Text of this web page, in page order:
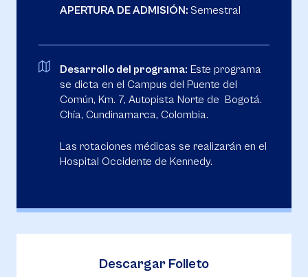
APERTURA DE ADMISIÓN: Semestral
Desarrollo del programa: Este programa
se dicta en el Campus del Puente del
Común, Km. 7, Autopista Norte de Bogotá.
Chía, Cundinamarca, Colombia.
Las rotaciones médicas se realizarán en el
Hospital Occidente de Kennedy.
Descargar Folleto